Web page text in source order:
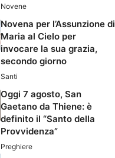
Novene
Novena per l’Assunzione di
Maria al Cielo per
invocare la sua grazia,
secondo giorno
Santi
Oggi 7 agosto, San
Gaetano da Thiene: è
definito il “Santo della
Provvidenza”
Preghiere